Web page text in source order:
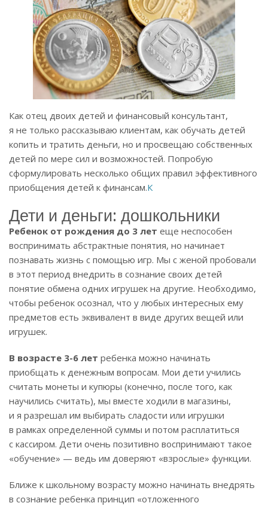
Как отец двоих детей и финансовый консультант,
я не только рассказываю клиентам, как обучать детей
копить и тратить деньги, но и просвещаю собственных
детей по мере сил и возможностей. Попробую
сформулировать несколько общих правил эффективного
приобщения детей к финансам.К
Дети и деньги: дошкольники
Ребенок от рождения до 3 лет еще неспособен
воспринимать абстрактные понятия, но начинает
познавать жизнь с помощью игр. Мы с женой пробовали
в этот период внедрить в сознание своих детей
понятие обмена одних игрушек на другие. Необходимо,
чтобы ребенок осознал, что у любых интересных ему
предметов есть эквивалент в виде других вещей или
игрушек.
В возрасте 3-6 лет ребенка можно начинать
приобщать к денежным вопросам. Мои дети учились
считать монеты и купюры (конечно, после того, как
научились считать), мы вместе ходили в магазины,
и я разрешал им выбирать сладости или игрушки
в рамках определенной суммы и потом расплатиться
с кассиром. Дети очень позитивно воспринимают такое
«обучение» — ведь им доверяют «взрослые» функции.
Ближе к школьному возрасту можно начинать внедрять
в сознание ребенка принцип «отложенного